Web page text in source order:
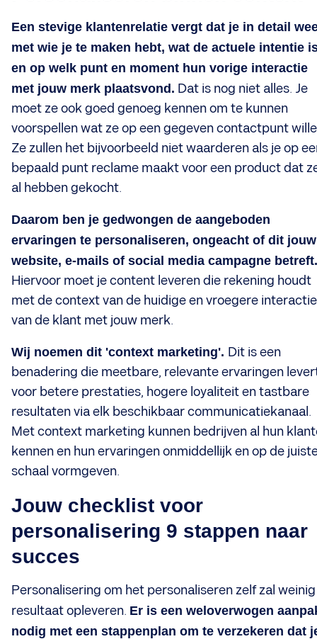
Een stevige klantenrelatie vergt dat je in detail
met wie je te maken hebt, wat de actuele intentie
en op welk punt en moment hun vorige interactie
met jouw merk plaatsvond. Dat is nog niet alles. Je
moet ze ook goed genoeg kennen om te kunnen
voorspellen wat ze op een gegeven contactpunt
Ze zullen het bijvoorbeeld niet waarderen als je op
bepaald punt reclame maakt voor een product dat
al hebben gekocht.
Daarom ben je gedwongen de aangeboden
ervaringen te personaliseren, ongeacht of dit jouw
website, e-mails of social media campagne betreft.
Hiervoor moet je content leveren die rekening houdt
met de context van de huidige en vroegere
van de klant met jouw merk.
Wij noemen dit 'context marketing'. Dit is een
benadering die meetbare, relevante ervaringen
voor betere prestaties, hogere loyaliteit en tastbare
resultaten via elk beschikbaar communicatiekanaal.
Met context marketing kunnen bedrijven al hun
kennen en hun ervaringen onmiddellijk en op de
schaal vormgeven.
Jouw checklist voor
personalisering 9 stappen naar
succes
Personalisering om het personaliseren zelf zal weinig
resultaat opleveren. Er is een weloverwogen
nodig met een stappenplan om te verzekeren dat